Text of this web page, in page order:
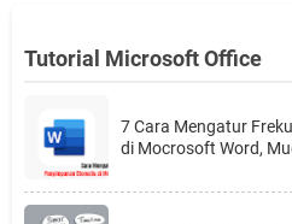
Tutorial Microsoft Office
7 Cara Mengatur
di Mocrosoft Word,